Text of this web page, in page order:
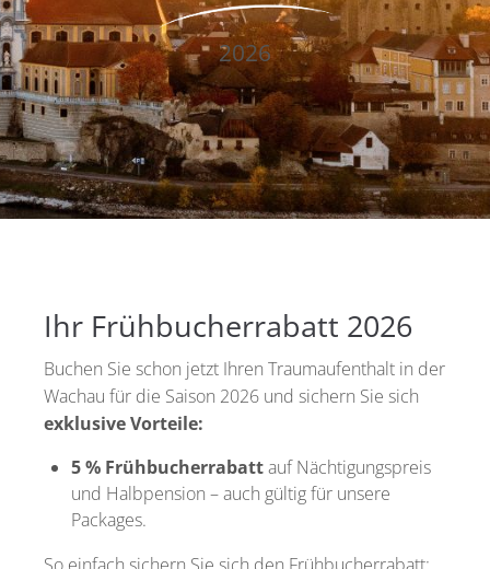
2026
Ihr Frühbucherrabatt 2026
Buchen Sie schon jetzt Ihren Traumaufenthalt in der
Wachau für die Saison 2026 und sichern Sie sich
exklusive Vorteile:
5 % Frühbucherrabattauf Nächtigungspreis
und Halbpension – auch gültig für unsere
Packages.